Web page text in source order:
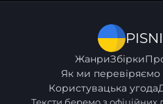
PISNI
ЖанриЗбірки
Як ми перевіряємо
Користувацька угода